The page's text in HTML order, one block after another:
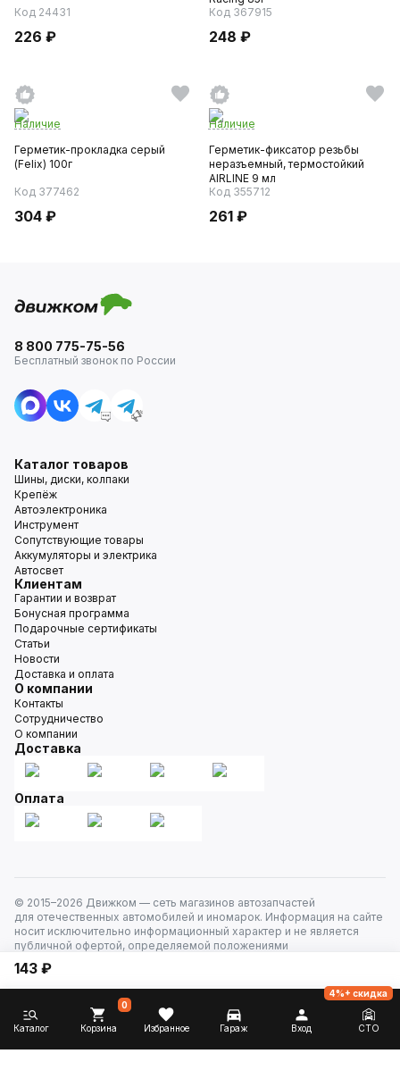
Код 24431
226 ₽
Код 367915
248 ₽
Наличие
Герметик-прокладка серый
(Felix) 100г
Код 377462
304 ₽
Наличие
Герметик-фиксатор резьбы
неразъемный, термостойкий
AIRLINE 9 мл
Код 355712
261 ₽
143 ₽
8 800 775-75-56
Бесплатный звонок по России
Каталог товаров
Шины, диски, колпаки
Крепёж
Автоэлектроника
Инструмент
Сопутствующие товары
Аккумуляторы и электрика
Автосвет
Клиентам
Гарантии и возврат
Бонусная программа
Подарочные сертификаты
Статьи
Новости
Доставка и оплата
О компании
Контакты
Сотрудничество
О компании
Доставка
Оплата
© 2015–2026 Движком — сеть магазинов автозапчастей
для отечественных автомобилей и иномарок. Информация на сайте
носит исключительно информационный характер и не является
публичной офертой, определяемой положениями
Каталог Корзина
0
Избранное Гараж Вход СТО
4%+ скидка